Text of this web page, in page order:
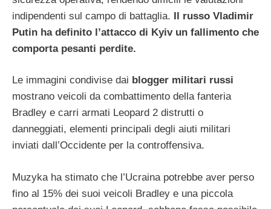
indipendenti sul campo di battaglia. Il russo Vladimir
Putin ha definito l’attacco di Kyiv un fallimento che
comporta pesanti perdite.
Le immagini condivise dai blogger militari russi
mostrano veicoli da combattimento della fanteria
Bradley e carri armati Leopard 2 distrutti o
danneggiati, elementi principali degli aiuti militari
inviati dall’Occidente per la controffensiva.
Muzyka ha stimato che l’Ucraina potrebbe aver perso
fino al 15% dei suoi veicoli Bradley e una piccola